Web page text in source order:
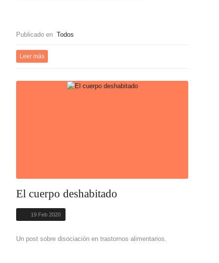
Publicado en Todos
Leer más
El cuerpo deshabitado
19 Feb 2020
Un post sobre disociación en trastornos alimentarios.